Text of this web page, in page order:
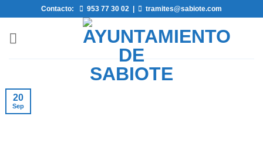
al
contenido
Contacto: 953 77 30 02 tramites@sabiote.com
20
Sep